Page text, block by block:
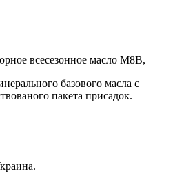
всесезонное масло М8B,
базового масла с
пакета присадок.